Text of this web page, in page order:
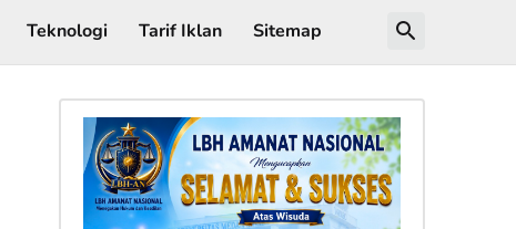
Teknologi Tarif Iklan Sitemap